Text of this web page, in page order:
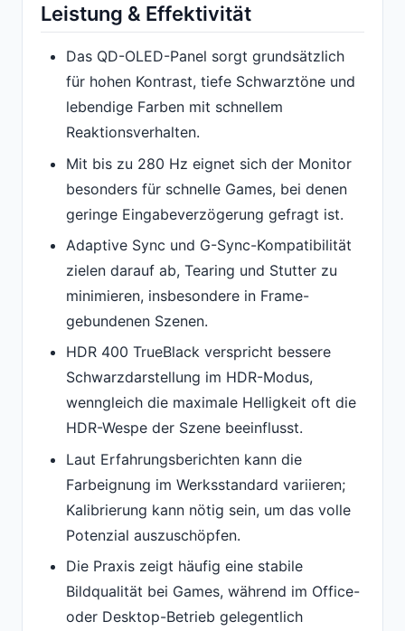
Leistung & Effektivität
Das QD-OLED-Panel sorgt grundsätzlich
für hohen Kontrast, tiefe Schwarztöne und
lebendige Farben mit schnellem
Reaktionsverhalten.
Mit bis zu 280 Hz eignet sich der Monitor
besonders für schnelle Games, bei denen
geringe Eingabeverzögerung gefragt ist.
Adaptive Sync und G-Sync-Kompatibilität
zielen darauf ab, Tearing und Stutter zu
minimieren, insbesondere in Frame-
gebundenen Szenen.
HDR 400 TrueBlack verspricht bessere
Schwarzdarstellung im HDR-Modus,
wenngleich die maximale Helligkeit oft die
HDR-Wespe der Szene beeinflusst.
Laut Erfahrungsberichten kann die
Farbeignung im Werksstandard variieren;
Kalibrierung kann nötig sein, um das volle
Potenzial auszuschöpfen.
Die Praxis zeigt häufig eine stabile
Bildqualität bei Games, während im Office-
oder Desktop-Betrieb gelegentlich